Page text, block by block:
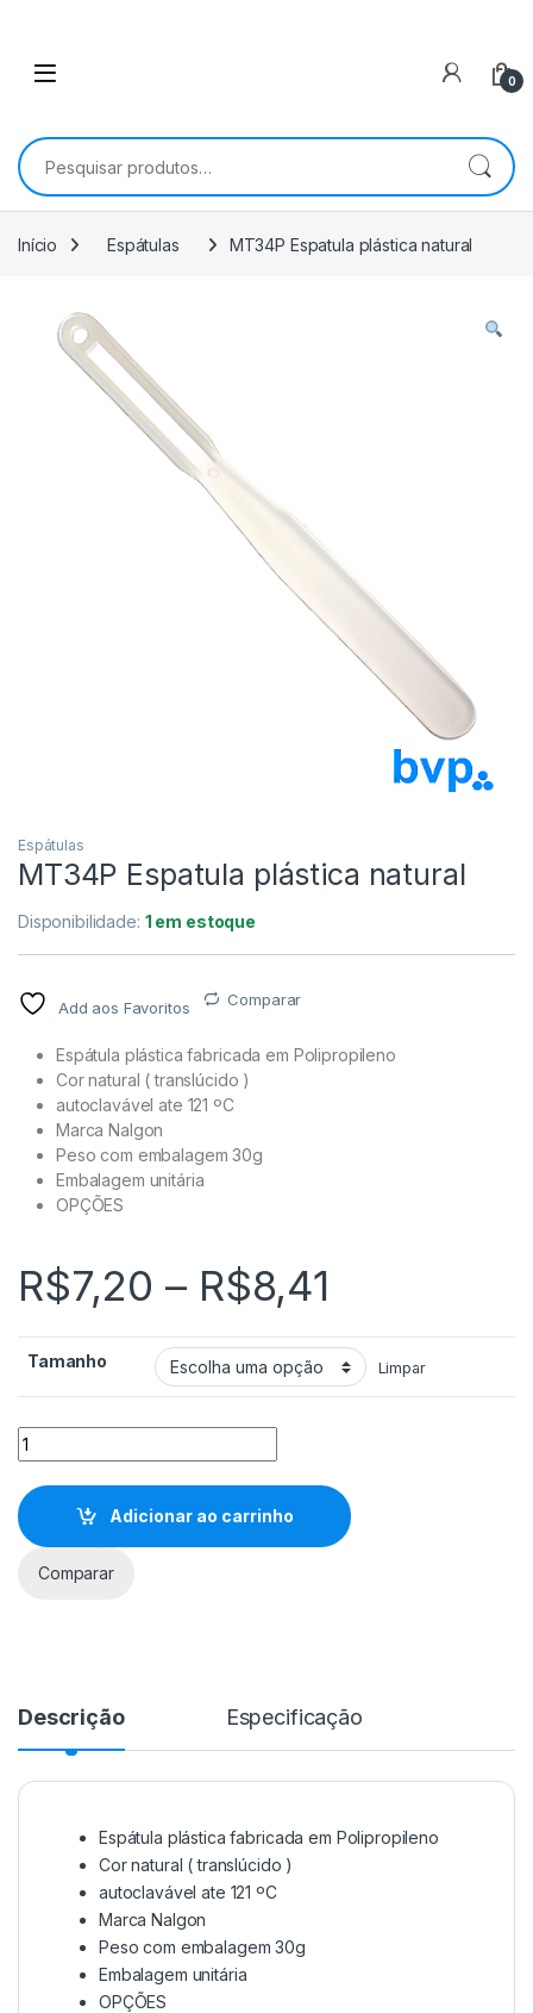
0
Pesquisar por:
Início Espátulas MT34P Espatula plástica natural
Espátulas
MT34P Espatula plástica natural
Disponibilidade: 1 em estoque
Add aos Favoritos Comparar
Espátula plástica fabricada em Polipropileno
Cor natural ( translúcido )
autoclavável ate 121 ºC
Marca Nalgon
Peso com embalagem 30g
Embalagem unitária
OPÇÕES
R$7,20 – R$8,41
Tamanho Limpar
MT34P Espatula plástica natural quantidade
Adicionar ao carrinho
Comparar
Descrição Especificação
Espátula plástica fabricada em Polipropileno
Cor natural ( translúcido )
autoclavável ate 121 ºC
Marca Nalgon
Peso com embalagem 30g
Embalagem unitária
OPÇÕES